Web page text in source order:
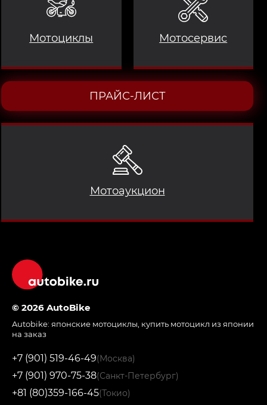
Мотоциклы
Мотоаукцион
Мотосервис
ПРАЙС-ЛИСТ
© 2026 AutoBike
Autobike: японские мотоциклы купить мотоцикл из японии
на заказ
+7 (901) 519-46-49(Москва)
+7 (901) 970-75-38(Санкт-Петербург)
+81 (80)359-166-45(Токио)